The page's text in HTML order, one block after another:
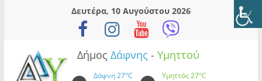
Δευτέρα, 10 Αυγούστου 2026
Δήμος Δάφνης - Υμηττού
Δάφνη27°C Υμηττός27°C